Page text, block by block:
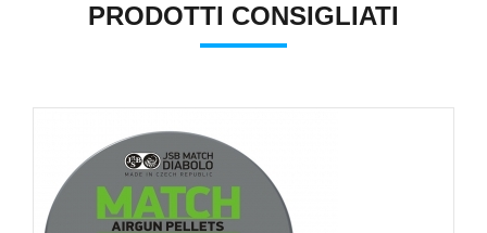
PRODOTTI CONSIGLIATI